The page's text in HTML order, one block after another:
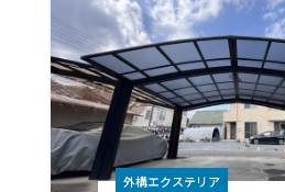
外構エクステリア